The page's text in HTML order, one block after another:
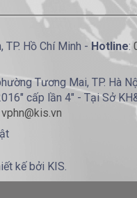
TP. Hồ Chí Minh - Hotline:
Tương Mai, TP. Hà
cấp lần 4" - Tại Sở
vphn@kis.vn
kế bởi KIS.